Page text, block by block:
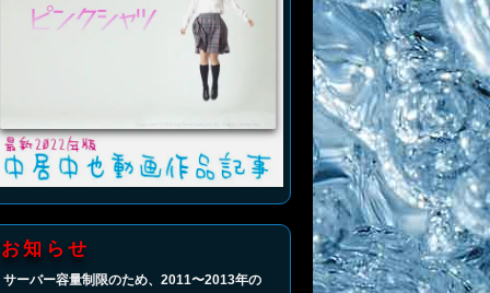
お知らせ
サーバー容量制限のため、2011〜2013年の